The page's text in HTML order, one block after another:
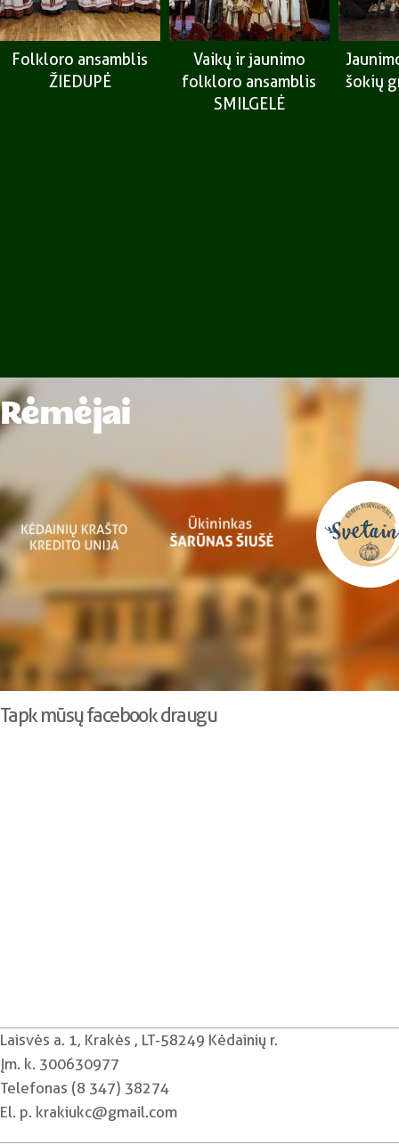
Folkloro ansamblis
ŽIEDUPĖ
Vaikų ir jaunimo
folkloro ansamblis
SMILGELĖ
šokių
Rėmėjai
Tapk mūsų facebook draugu
Laisvės a. 1, Krakės , LT-58249 Kėdainių r.
Įm. k. 300630977
Telefonas (8 347) 38274
El. p. krakiukc@gmail.com